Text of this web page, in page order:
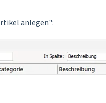
anlegen":